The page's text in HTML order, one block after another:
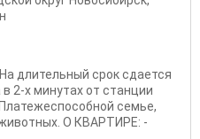
длительный срок сдается
2-х минутах от станции
семье,
О КВАРТИРЕ: -